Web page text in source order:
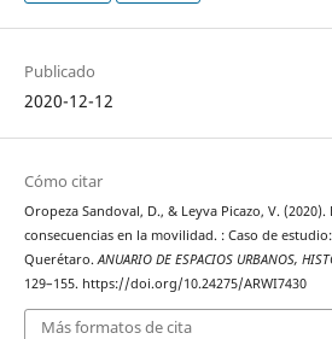
Publicado
2020-12-12
Cómo citar
Oropeza Sandoval, D., & Leyva Picazo, V.
consecuencias en la movilidad. : Caso de
Querétaro.ANUARIO DE ESPACIOS URBANOS,
129–155. https://doi.org/10.24275/ARWI7430
Más formatos de cita